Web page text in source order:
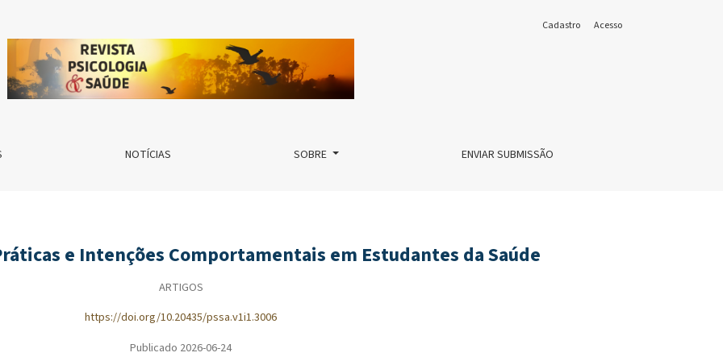
em Estudantes da Saúde
NOTÍCIAS SOBRE ENVIAR SUBMISSÃO
Cadastro Acesso
e Intenções Comportamentais em Estudantes da Saúde
ARTIGOS
https://doi.org/10.20435/pssa.v1i1.3006
Publicado 2026-06-24